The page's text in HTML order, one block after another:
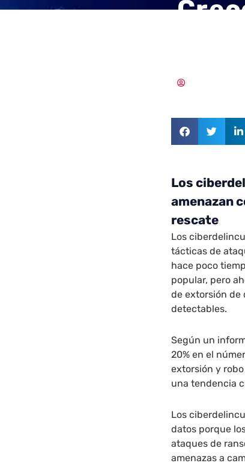
Los
amenazan
rescate
Los
tácticas de
hace poco
popular, pero
de extorsión de
detectables.
Según un
20% en el
extorsión y
una tendencia
Los
datos porque
ataques de
amenazas a